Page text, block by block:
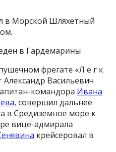
в Морской Шляхетный
в Гардемарины
фрегате «Л е г к
Александр Васильевич
командора Ивана
, совершил дальнее
в Средиземное море к
вице-адмирала
крейсеровал в